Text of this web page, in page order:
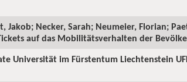
Jakob; Necker, Sarah; Neumeier, Florian;
auf das Mobilitätsverhalten der
Universität im Fürstentum Liechtenstein